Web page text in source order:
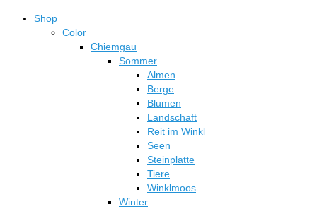
Shop
Color
Chiemgau
Sommer
Almen
Berge
Blumen
Landschaft
Reit im Winkl
Seen
Steinplatte
Tiere
Winklmoos
Winter